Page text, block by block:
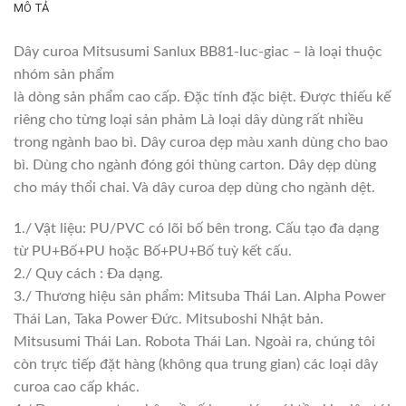
MÔ TẢ
Dây curoa Mitsusumi Sanlux BB81-luc-giac – là loại thuộc
nhóm sản phẩm
là dòng sản phẩm cao cấp. Đặc tính đặc biệt. Được thiếu kế
riêng cho từng loại sản phảm Là loại dây dùng rất nhiều
trong ngành bao bì. Dây curoa dẹp màu xanh dùng cho bao
bì. Dùng cho ngành đóng gói thùng carton. Dây dẹp dùng
cho máy thổi chai. Và dây curoa dẹp dùng cho ngành dệt.
1./ Vật liệu: PU/PVC có lõi bố bên trong. Cấu tạo đa dạng
từ PU+Bố+PU hoặc Bố+PU+Bố tuỳ kết cấu.
2./ Quy cách : Đa dạng.
3./ Thương hiệu sản phẩm: Mitsuba Thái Lan. Alpha Power
Thái Lan, Taka Power Đức. Mitsuboshi Nhật bản.
Mitsusumi Thái Lan. Robota Thái Lan. Ngoài ra, chúng tôi
còn trực tiếp đặt hàng (không qua trung gian) các loại dây
curoa cao cấp khác.